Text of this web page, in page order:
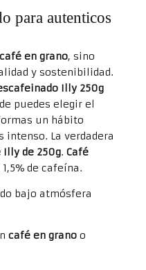
para autenticos
café en grano, sino
y sostenibilidad.
Illy 250g
puedes elegir el
un hábito
La verdadera
Illy de 250g. Café
de cafeína.
bajo atmósfera
café en granoo